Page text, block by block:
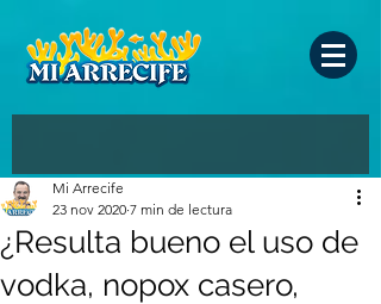
¿Resulta bueno el uso de
vodka, nopox casero,
Mi Arrecife
23 nov 2020 7 min de lectura